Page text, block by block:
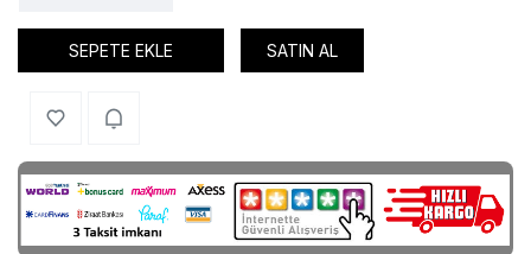
SEPETE EKLE SATIN AL